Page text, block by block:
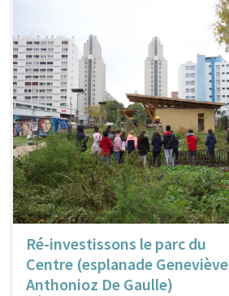
Ré-investissons le parc du
Centre (esplanade Geneviève
Anthonioz De Gaulle)